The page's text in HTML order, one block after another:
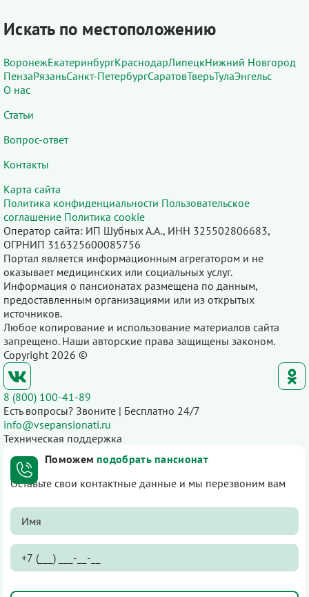
Искать по местоположению
ВоронежЕкатеринбургКраснодарЛипецкНижний Новгород
ПензаРязаньСанкт-ПетербургСаратовТверьТулаЭнгельс
О нас
Статьи
Вопрос-ответ
Контакты
Карта сайта
Политика конфиденциальности Пользовательское
соглашение Политика cookie
Оператор сайта: ИП Шубных А.А., ИНН 325502806683,
ОГРНИП 316325600085756
Портал является информационным агрегатором и не
оказывает медицинских или социальных услуг.
Информация о пансионатах размещена по данным,
предоставленным организациями или из открытых
источников.
Любое копирование и использование материалов сайта
запрещено. Наши авторские права защищены законом.
Copyright 2026 ©
8 (800) 100-41-89
Есть вопросы? Звоните | Бесплатно 24/7
info@vsepansionati.ru
Техническая поддержка
Поможем подобрать пансионат
Оставьте свои контактные данные и мы перезвоним вам